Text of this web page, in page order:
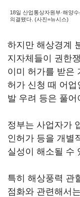
18일 산업통상자원부·해양
의결됐다. (사진=뉴시스)
하지만 해상경계
지자체들이 권한
이미 허가를 받은
허가 신청 때 어업
발 우려 등은 풀
정부는 사업자가
인허가 등을 개별
실성이 해소될 수
특히 해상풍력 관
점화와 관련해서